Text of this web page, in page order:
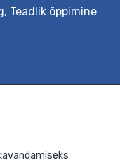
meeskonnad kooli
kooli õppekavast ja
, Teadlik õppimine